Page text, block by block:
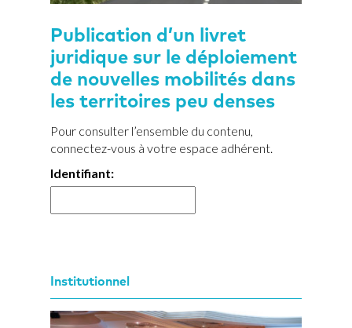
Publication d’un livret
juridique sur le déploiement
de nouvelles mobilités dans
les territoires peu denses
Pour consulter l’ensemble du contenu,
connectez-vous à votre espace adhérent.
Identifiant:
Institutionnel